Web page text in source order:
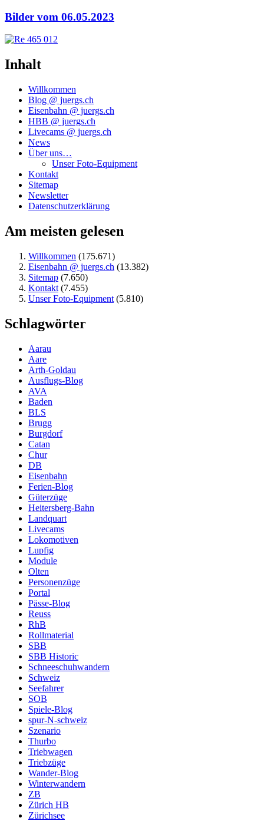
Bilder vom 06.05.2023
Inhalt
Willkommen
Blog @ juergs.ch
Eisenbahn @ juergs.ch
HBB @ juergs.ch
Livecams @ juergs.ch
News
Über uns…
Unser Foto-Equipment
Kontakt
Sitemap
Newsletter
Datenschutzerklärung
Am meisten gelesen
Willkommen (175.671)
Eisenbahn @ juergs.ch (13.382)
Sitemap (7.650)
Kontakt (7.455)
Unser Foto-Equipment (5.810)
Schlagwörter
Aarau
Aare
Arth-Goldau
Ausflugs-Blog
AVA
Baden
BLS
Brugg
Burgdorf
Catan
Chur
DB
Eisenbahn
Ferien-Blog
Güterzüge
Heitersberg-Bahn
Landquart
Livecams
Lokomotiven
Lupfig
Module
Olten
Personenzüge
Portal
Pässe-Blog
Reuss
RhB
Rollmaterial
SBB
SBB Historic
Schneeschuhwandern
Schweiz
Seefahrer
SOB
Spiele-Blog
spur-N-schweiz
Szenario
Thurbo
Triebwagen
Triebzüge
Wander-Blog
Winterwandern
ZB
Zürich HB
Zürichsee